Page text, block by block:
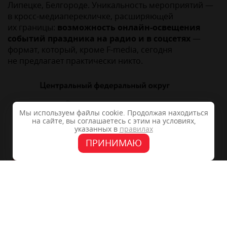
Липецке, Белгороде. Уникальность мероприятий —
в кросс-медиаперекличке, расширяющей
их границы: возможность онлайн-освещения
событий праздника на радио и в соцсетях —
формат, который, кроме F-media, сегодня
не предлагает практически никто.
Мы используем файлы cookie. Продолжая находиться
на сайте, вы соглашаетесь с этим на условиях,
указанных в правилах
ПРИНИМАЮ